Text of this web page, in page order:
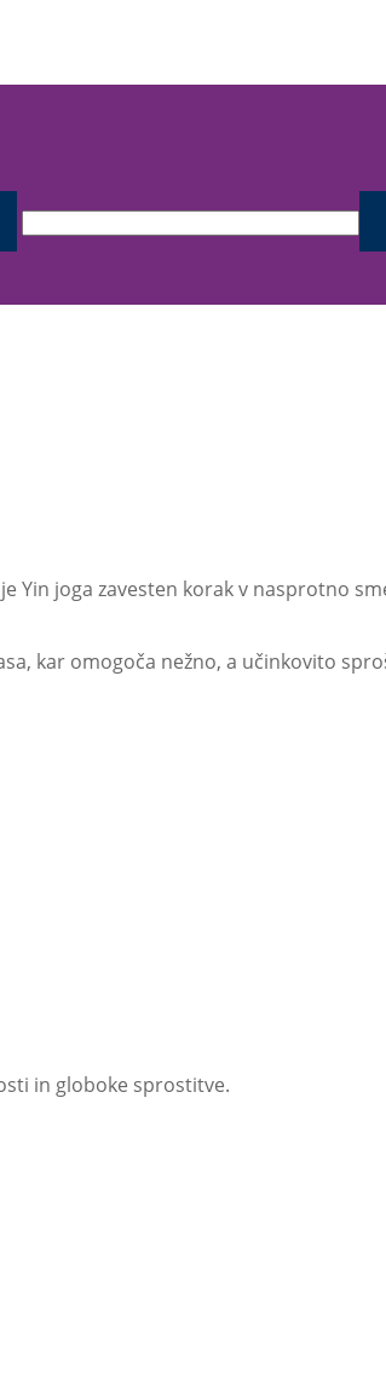
Yin joga zavesten korak v nasprotno
kar omogoča nežno, a učinkovito
in globoke sprostitve.